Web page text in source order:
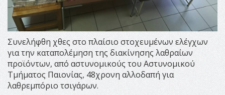
Συνελήφθη χθες στο πλαίσιο στοχευμένων ελέγχων
για την καταπολέμηση της διακίνησης λαθραίων
προϊόντων, από αστυνομικούς του Αστυνομικού
Τμήματος Παιονίας, 48χρονη αλλοδαπή για
λαθρεμπόριο τσιγάρων.